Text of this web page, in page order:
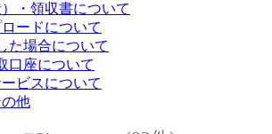
・領収書について
ードについて
た場合について
口座について
ビスについて
他